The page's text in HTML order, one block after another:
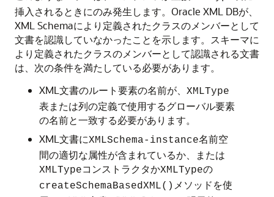
挿入されるときにのみ発生します。Oracle XML DBが、
XML Schemaにより定義されたクラスのメンバーとして
文書を認識していなかったことを示します。スキーマに
より定義されたクラスのメンバーとして認識される文書
は、次の条件を満たしている必要があります。
XML文書のルート要素の名前が、 XMLType
表または列の定義で使用するグローバル要素
の名前と一致する必要があります。
XML文書にXMLSchema-instance名前空
間の適切な属性が含まれているか、または
XMLTypeコンストラクタかXMLTypeの
createSchemaBasedXML() メソッドを使